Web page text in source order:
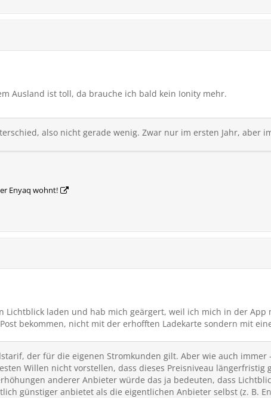
Ausland ist toll, da brauche ich bald kein Ionity mehr.
also nicht gerade wenig. Zwar nur im ersten Jahr, aber
Enyaq wohnt!
Lichtblick laden und hab mich geärgert, weil ich mich in der App
bekommen, nicht mit der erhofften Ladekarte sondern mit
der für die eigenen Stromkunden gilt. Aber wie auch
Willen nicht vorstellen, dass dieses Preisniveau längerfristig
anderer Anbieter würde das ja bedeuten, dass
günstiger anbietet als die eigentlichen Anbieter selbst (z. B.